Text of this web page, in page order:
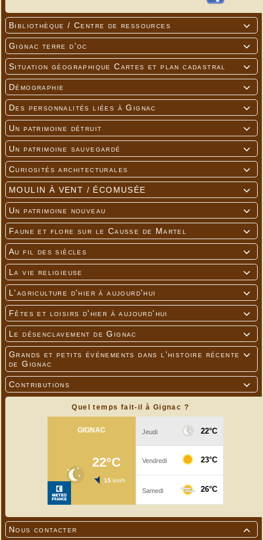

Bibliothèque / Centre de ressources

Gignac terre d'oc

Situation géographique Cartes et plan cadastral

Démographie

Des personnalités liées à Gignac

Un patrimoine détruit

Un patrimoine sauvegardé

Curiosités architecturales

MOULIN À VENT / ÉCOMUSÉE

Un patrimoine nouveau

Faune et flore sur le Causse de Martel

Au fil des siècles

La vie religieuse

L'agriculture d'hier à aujourd'hui

Fêtes et loisirs d'hier à aujourd'hui

Le désenclavement de Gignac

Grands et petits événements dans l'histoire récente
de Gignac

Contributions
Quel temps fait-il à Gignac ?

Nous contacter